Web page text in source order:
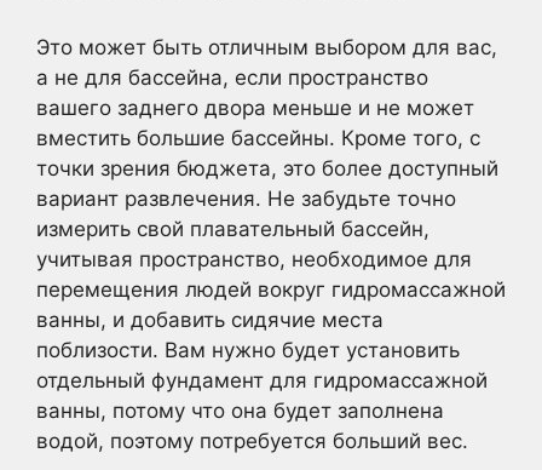
Это может быть отличным выбором для вас,
а не для бассейна, если пространство
вашего заднего двора меньше и не может
вместить большие бассейны. Кроме того, с
точки зрения бюджета, это более доступный
вариант развлечения. Не забудьте точно
измерить свой плавательный бассейн,
учитывая пространство, необходимое для
перемещения людей вокруг гидромассажной
ванны, и добавить сидячие места
поблизости. Вам нужно будет установить
отдельный фундамент для гидромассажной
ванны, потому что она будет заполнена
водой, поэтому потребуется больший вес.